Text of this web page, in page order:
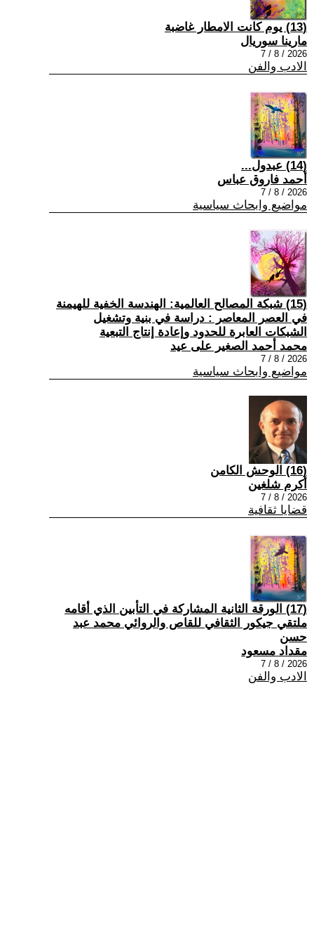
(13) يوم كانت الامطار غاضبة
مارينا سوريال
2026 / 8 / 7
الادب والفن
(14) عبدول...
أحمد فاروق عباس
2026 / 8 / 7
مواضيع وابحاث سياسية
(15) شبكة المصالح العالمية: الهندسة الخفية للهيمنة
في العصر المعاصر : دراسة في بنية وتشغيل
الشبكات العابرة للحدود وإعادة إنتاج التبعية
محمد أحمد الصغير على عيد
2026 / 8 / 7
مواضيع وابحاث سياسية
(16) الوحش الكامن
أكرم شلغين
2026 / 8 / 7
قضايا ثقافية
(17) الورقة الثانية المشاركة في التأبين الذي أقامه
ملتقي جيكور الثقافي للقاص والروائي محمد عبد
حسن
مقداد مسعود
2026 / 8 / 7
الادب والفن